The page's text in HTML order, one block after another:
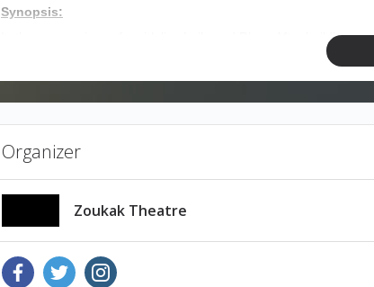
Synopsis:
In the unconscious of a girl, live Leila and Rima. After building a
stealing her kites. When the innocent Rima finds out, she
memories one last time, leaving both of them with the one truth:
Team:
Written & Directed by Lynn Jebbeh
Cast : Lynn Jebbeh and Farah Kirdy
Lighting: Jamal Zerki
Assistant Director: Hawraa Samaha
Date&Time:
Organizer
Zoukak Theatre